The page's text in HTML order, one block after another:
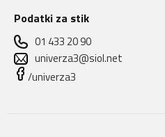
Podatki za stik
01 433 20 90
univerza3@siol.net
/univerza3